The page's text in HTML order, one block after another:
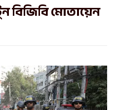
বিজিবি মোতায়েন